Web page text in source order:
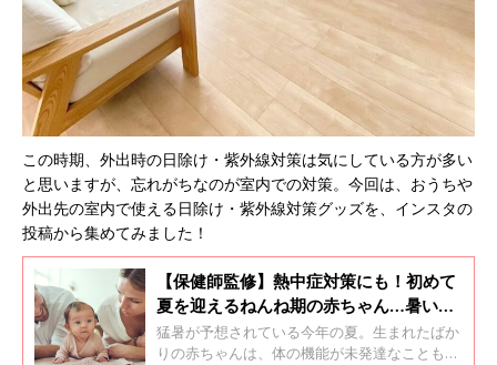
この時期、外出時の日除け・紫外線対策は気にしている方が多い
と思いますが、忘れがちなのが室内での対策。今回は、おうちや
外出先の室内で使える日除け・紫外線対策グッズを、インスタの
投稿から集めてみました！
【保健師監修】熱中症対策にも！初めて
夏を迎えるねんね期の赤ちゃん…暑い・
寒いはどうやって知る？
猛暑が予想されている今年の夏。生まれたばか
りの赤ちゃんは、体の機能が未発達なことも多